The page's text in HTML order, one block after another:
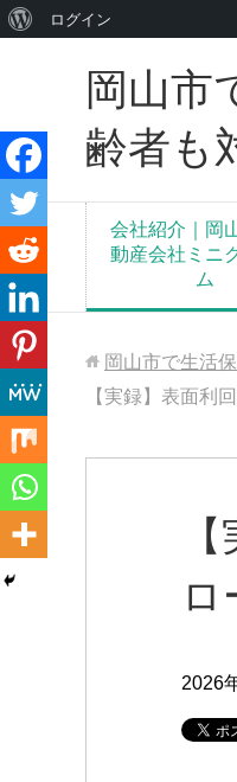
岡山市
齢者も
会社紹介｜岡
動産会社ミニ
ム
岡山市で生活
【実録】表面利
ロ
2026
WordPress
い
て
ログイン